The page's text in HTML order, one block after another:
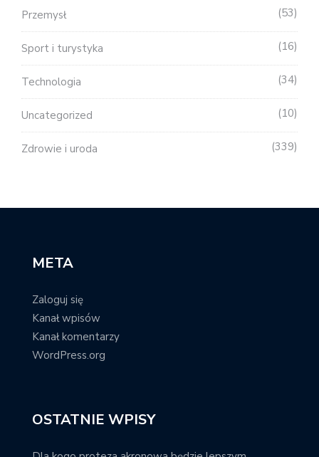
Przemysł 53
Sport i turystyka 16
Technologia 34
Uncategorized 10
Zdrowie i uroda 339
META
Zaloguj się
Kanał wpisów
Kanał komentarzy
WordPress.org
OSTATNIE WPISY